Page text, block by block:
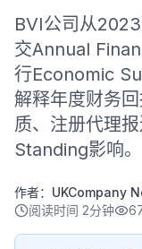
BVI公司从
交Annual
行Economic
解释年度财务
质、注册代理
Standing影响。
作者： UKCompany
阅读时间 2分钟